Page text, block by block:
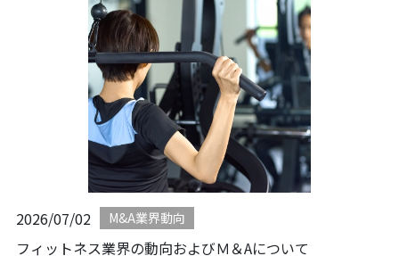
2026/07/02 M&A業界動向
フィットネス業界の動向およびＭ＆Aについて